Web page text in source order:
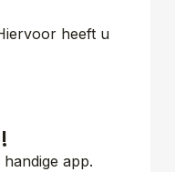
heeft u
app.